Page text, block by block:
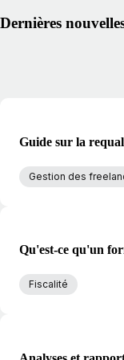
Dernières
Guide sur la
Gestion des
Qu'est-ce qu'un
Fiscalité